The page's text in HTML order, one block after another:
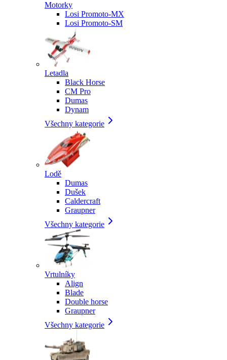
Motorky
Losi Promoto-MX
Losi Promoto-SM
Letadla
Black Horse
CM Pro
Dumas
Dynam
Všechny kategorie
Lodě
Dumas
Dušek
Caldercraft
Graupner
Všechny kategorie
Vrtulníky
Align
Blade
Double horse
Graupner
Všechny kategorie